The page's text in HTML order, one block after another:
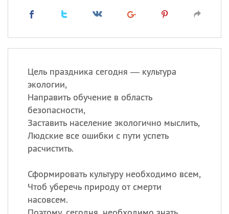
Цель праздника сегодня — культура
экологии,
Направить обучение в область
безопасности,
Заставить население экологично мыслить,
Людские все ошибки с пути успеть
расчистить.
Сформировать культуру необходимо всем,
Чтоб уберечь природу от смерти
насовсем.